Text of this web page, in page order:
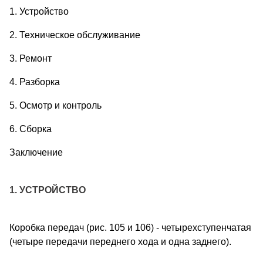
1. Устройство
2. Техническое обслуживание
3. Ремонт
4. Разборка
5. Осмотр и контроль
6. Сборка
Заключение
1. УСТРОЙСТВО
Коробка передач (рис. 105 и 106) - четырехступенчатая
(четыре передачи переднего хода и одна заднего).